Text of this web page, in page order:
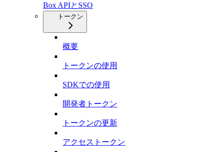
Box APIとSSO
トークン
概要
トークンの使用
SDKでの使用
開発者トークン
トークンの更新
アクセストークン